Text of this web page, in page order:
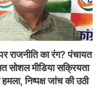
राजनीति का रंग? पंचायत
सोशल मीडिया सक्रियता
निष्पक्ष जांच की उठी